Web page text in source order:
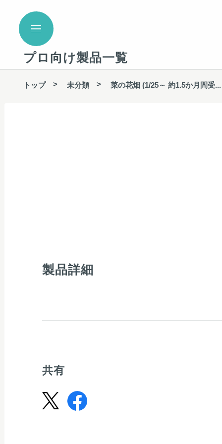
プロ向け製品一覧
トップ 未分類 菜の花畑 (1/25～ 約1.5か月間受...
製品詳細
共有